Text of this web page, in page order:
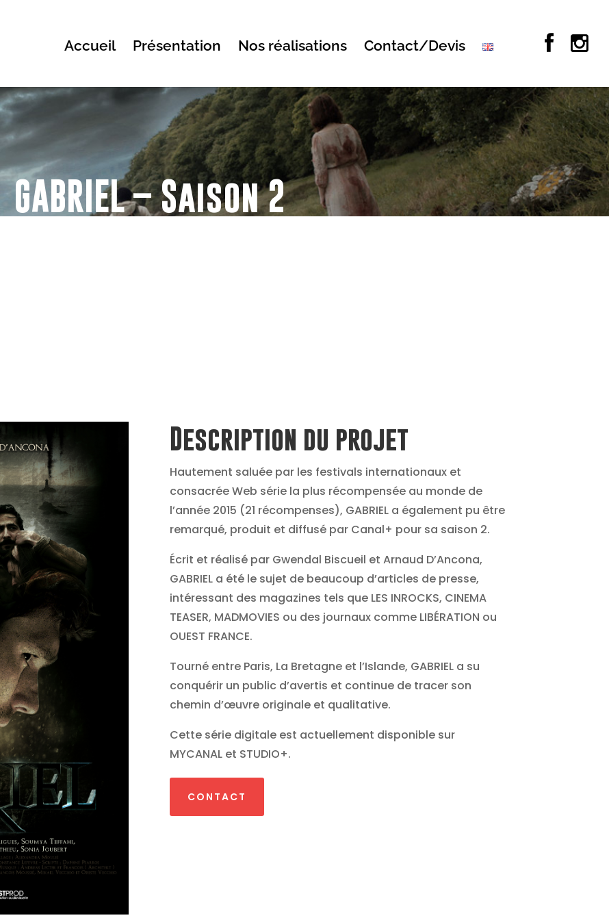
Accueil Présentation Nos réalisations Contact/Devis
GABRIEL – Saison 2
Description du projet
Hautement saluée par les festivals internationaux et
consacrée Web série la plus récompensée au monde de
l’année 2015 (21 récompenses), GABRIEL a également pu être
remarqué, produit et diffusé par Canal+ pour sa saison 2.
Écrit et réalisé par Gwendal Biscueil et Arnaud D’Ancona,
GABRIEL a été le sujet de beaucoup d’articles de presse,
intéressant des magazines tels que LES INROCKS, CINEMA
TEASER, MADMOVIES ou des journaux comme LIBÉRATION ou
OUEST FRANCE.
Tourné entre Paris, La Bretagne et l’Islande, GABRIEL a su
conquérir un public d’avertis et continue de tracer son
chemin d’œuvre originale et qualitative.
Cette série digitale est actuellement disponible sur
MYCANAL et STUDIO+.
CONTACT